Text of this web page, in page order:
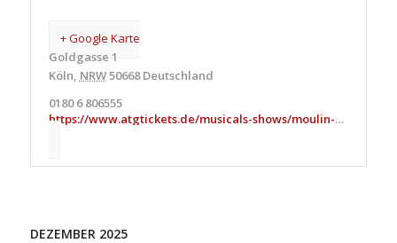
+ Google Karte
Goldgasse 1
Köln, NRW50668 Deutschland
0180 6 806555
https://www.atgtickets.de/musicals-shows/moulin-rouge-musical/
DEZEMBER 2025